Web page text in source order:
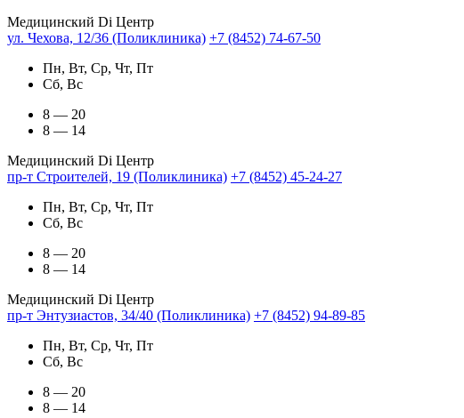
Медицинский Di Центр
ул. Чехова, 12/36 (Поликлиника) +7 (8452) 74-67-50
Пн, Вт, Ср, Чт, Пт
Сб, Вс
8 — 20
8 — 14
Медицинский Di Центр
пр-т Строителей, 19 (Поликлиника) +7 (8452) 45-24-27
Пн, Вт, Ср, Чт, Пт
Сб, Вс
8 — 20
8 — 14
Медицинский Di Центр
пр-т Энтузиастов, 34/40 (Поликлиника) +7 (8452) 94-89-85
Пн, Вт, Ср, Чт, Пт
Сб, Вс
8 — 20
8 — 14